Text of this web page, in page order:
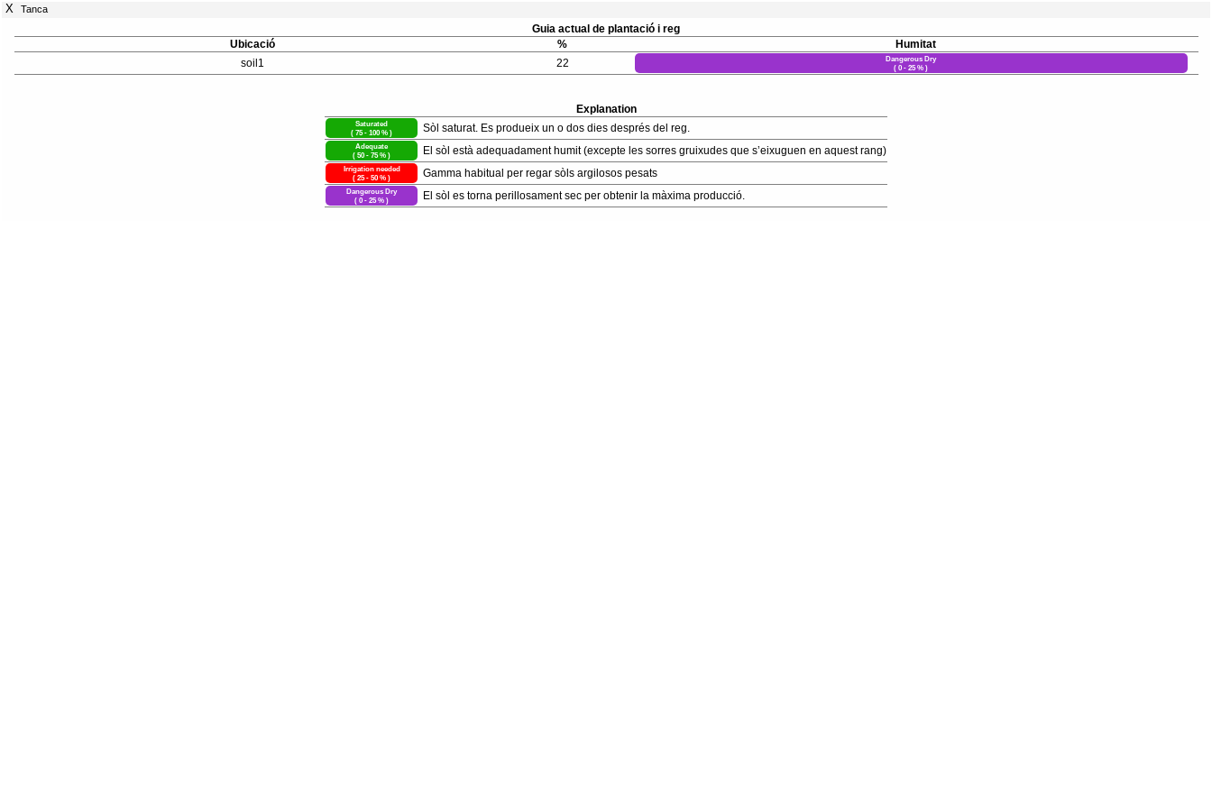
X Tanca
Guia actual de plantació i reg
Ubicació
%
Humitat
soil1
22
Dangerous Dry
( 0 - 25 % )
Explanation
Saturated
( 75 - 100 % )
Sòl saturat. Es produeix un o dos dies després del reg.
Adequate
( 50 - 75 % )
El sòl està adequadament humit (excepte les sorres gruixudes que s’eixuguen en aquest rang)
Irrigation needed
( 25 - 50 % )
Gamma habitual per regar sòls argilosos pesats
Dangerous Dry
( 0 - 25 % )
El sòl es torna perillosament sec per obtenir la màxima producció.